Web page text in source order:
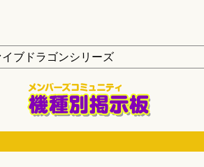
イブドラゴンシリーズ